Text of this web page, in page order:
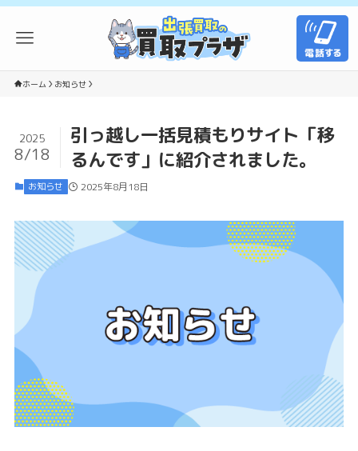
ホーム お知らせ
引っ越し一括見積もりサイト「移
るんです」に紹介されました。
2025
8/18
お知らせ 2025年8月18日